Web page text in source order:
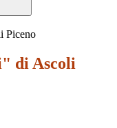
Piceno
di Ascoli